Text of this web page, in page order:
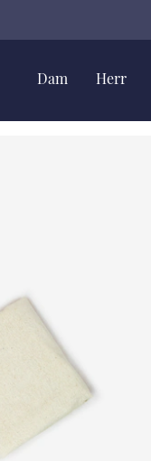
Dam Herr